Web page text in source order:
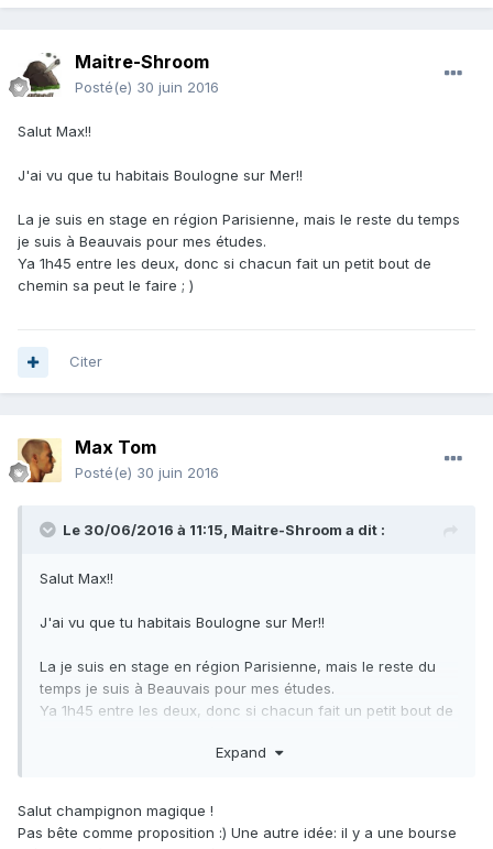
Maitre-Shroom
Posté(e) 30 juin 2016
Salut Max!!
J'ai vu que tu habitais Boulogne sur Mer!!
La je suis en stage en région Parisienne, mais le reste du temps
je suis à Beauvais pour mes études.
Ya 1h45 entre les deux, donc si chacun fait un petit bout de
chemin sa peut le faire ; )
Citer
Max Tom
Posté(e) 30 juin 2016
Le 30/06/2016 à 11:15, Maitre-Shroom a dit :
Salut Max!!
J'ai vu que tu habitais Boulogne sur Mer!!
La je suis en stage en région Parisienne, mais le reste du
temps je suis à Beauvais pour mes études.
Ya 1h45 entre les deux, donc si chacun fait un petit bout de
Expand
Salut champignon magique !
Pas bête comme proposition :) Une autre idée: il y a une bourse